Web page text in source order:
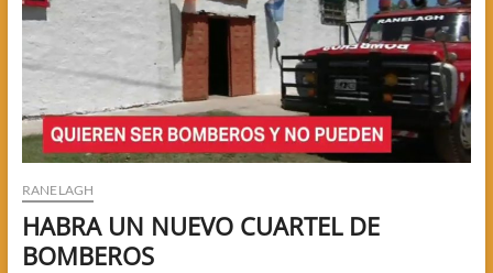
RANELAGH
HABRA UN NUEVO CUARTEL DE
BOMBEROS